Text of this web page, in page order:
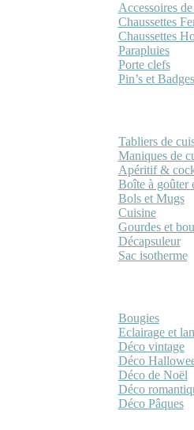
Accessoires
Chaussettes
Chaussettes
Parapluies
Porte clefs
Pin’s et Badges
Tabliers de
Maniques de
Apéritif &
Boîte à goûter
Bols et Mugs
Cuisine
Gourdes et
Décapsuleur
Sac isotherme
Bougies
Eclairage et
Déco vintage
Déco
Déco de Noël
Déco
Déco Pâques